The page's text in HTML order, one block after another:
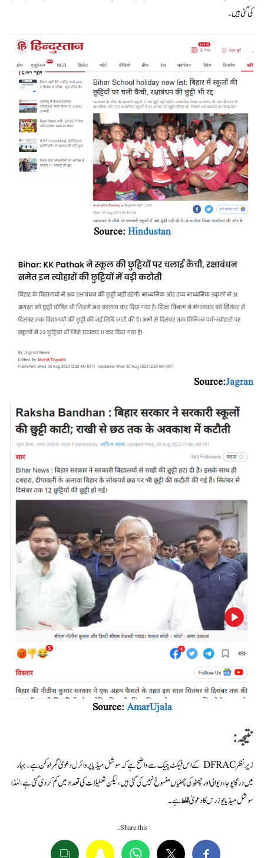
کی گئی ہیں۔
Source: Hindustan
Source:Jagran
Source: AmarUjala
نتیجہ:
زیر نظر DFRAC کے اس فیکٹ چیک سے واضح ہے کہ سوشل میڈیا پر وائرل دعویٰ گمراہ کُن ہے۔ بہار
میں درگا پوجا، دیوالی اور چھٹھ کی چھٹیاں منسوخ نہیں کی گئی ہیں، لیکن تعطیلات کی تعداد میں کم کر دی گئی ہے، لہٰذا
سوشل میڈیا یوزرس کا دعویٰغلطہے۔
Share this…